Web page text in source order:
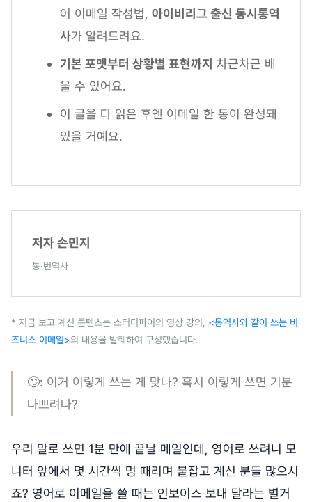
어 이메일 작성법, 아이비리그 출신 동시통역
사가 알려드려요.
기본 포맷부터 상황별 표현까지 차근차근 배
울 수 있어요.
이 글을 다 읽은 후엔 이메일 한 통이 완성돼
있을 거예요.
저자 손민지
통·번역사
* 지금 보고 계신 콘텐츠는 스터디파이의 영상 강의,
<통역사와 같이 쓰는 비
즈니스 이메일>의 내용을 발췌하여 구성했습니다.
🙄: 이거 이렇게 쓰는 게 맞나? 혹시 이렇게 쓰면 기분
나쁘려나?
우리 말로 쓰면 1분 만에 끝날 메일인데, 영어로 쓰려니 모
니터 앞에서 몇 시간씩 멍 때리며 붙잡고 계신 분들 많으시
죠? 영어로 이메일을 쓸 때는 인보이스 보내 달라는 별거